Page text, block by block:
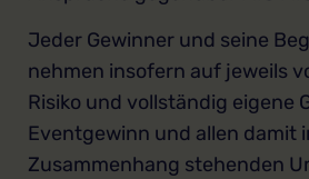
Jeder Gewinner und seine
nehmen insofern auf jeweils
Risiko und vollständig eigene
Eventgewinn und allen damit
Zusammenhang stehenden